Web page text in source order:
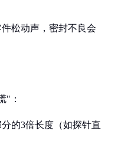
松动声，密封不良会
"：
的3倍长度（如探针直